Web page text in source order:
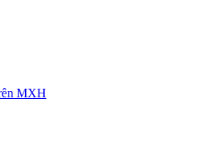
MXH